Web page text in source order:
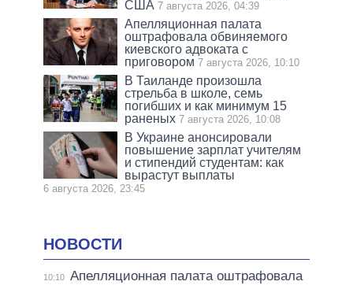
США 7 августа 2026, 04:39
Апелляционная палата
оштрафовала обвиняемого
киевского адвоката с
приговором 7 августа 2026, 10:10
В Таиланде произошла
стрельба в школе, семь
погибших и как минимум 15
раненых 7 августа 2026, 10:08
В Украине анонсировали
повышение зарплат учителям
и стипендий студентам: как
вырастут выплаты
6 августа 2026, 23:45
НОВОСТИ
10:10 Апелляционная палата оштрафовала